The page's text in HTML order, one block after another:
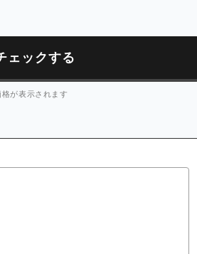
ェックする
が表示されます